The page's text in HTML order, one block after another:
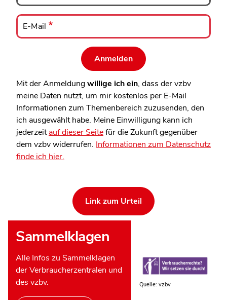
E-
Mail
E-Mail
Mit der Anmeldungwillige ich ein, dass der vzbv
meine Daten nutzt, um mir kostenlos per E-Mail
Informationen zum Themenbereich zuzusenden, den
ich ausgewählt habe. Meine Einwilligung kann ich
jederzeitauf dieser Seitefür die Zukunft gegenüber
dem vzbv widerrufen. Informationen zum Datenschutz
finde ich hier.
Link zum Urteil
Sammelklagen
Alle Infos zu Sammelklagen
der Verbraucherzentralen und
des vzbv.
Quelle: vzbv